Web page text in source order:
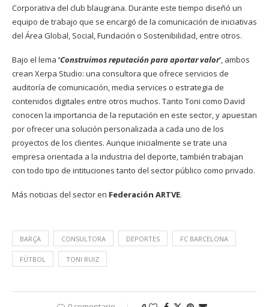
Corporativa del club blaugrana. Durante este tiempo diseñó un
equipo de trabajo que se encargó de la comunicación de iniciativas
del Área Global, Social, Fundación o Sostenibilidad, entre otros.
Bajo el lema ‘Construimos reputación para aportar valor‘, ambos
crean Xerpa Studio: una consultora que ofrece servicios de
auditoría de comunicación, media services o estrategia de
contenidos digitales entre otros muchos. Tanto Toni como David
conocen la importancia de la reputación en este sector, y apuestan
por ofrecer una solución personalizada a cada uno de los
proyectos de los clientes. Aunque inicialmente se trate una
empresa orientada a la industria del deporte, también trabajan
con todo tipo de intituciones tanto del sector público como privado.
Más noticias del sector en Federación ARTVE.
BARÇA CONSULTORA DEPORTES FC BARCELONA
FÚTBOL TONI RUIZ